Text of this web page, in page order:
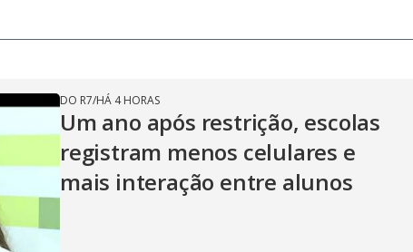
DO R7/HÁ 4 HORAS
Um ano após restrição, escolas
registram menos celulares e
mais interação entre alunos